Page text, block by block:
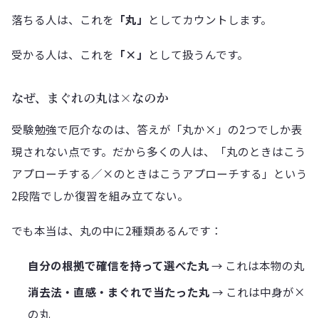
落ちる人は、これを 「丸」 としてカウントします。
受かる人は、これを 「×」 として扱うんです。
なぜ、まぐれの丸は×なのか
受験勉強で厄介なのは、答えが「丸か×」の2つでしか表
現されない点です。だから多くの人は、「丸のときはこう
アプローチする／×のときはこうアプローチする」という
2段階でしか復習を組み立てない。
でも本当は、丸の中に2種類あるんです：
自分の根拠で確信を持って選べた丸→ これは本物の丸
消去法・直感・まぐれで当たった丸→ これは中身が×
の丸